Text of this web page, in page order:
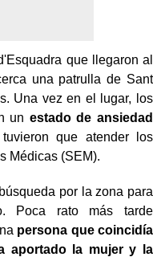
que llegaron al
una patrulla de Sant
Una vez en el lugar, los
un estado de ansiedad
que atender los
Médicas (SEM).
por la zona para
Poca rato más tarde
persona que coincidía
aportado la mujer y la